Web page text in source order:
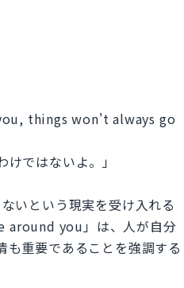
things won't always go
ではないよ。」
いという現実を受け入れる
around you」は、人が自分
重要であることを強調する